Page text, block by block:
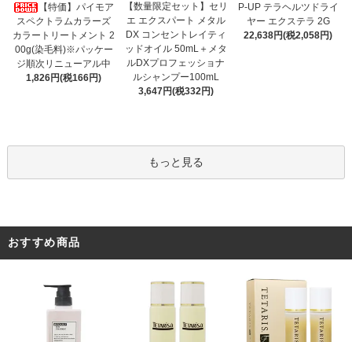
【特価】パイモア
スペクトラムカラーズ
カラートリートメント 2
00g(染毛料)※パッケー
ジ順次リニューアル中
1,826円(税166円)
【数量限定セット】セリ
エ エクスパート メタル
DX コンセントレイティ
ッドオイル 50mL＋メタ
ルDXプロフェッショナ
ルシャンプー100mL
3,647円(税332円)
P-UP テラヘルツドライ
ヤー エクステラ 2G
22,638円(税2,058円)
もっと見る
おすすめ商品